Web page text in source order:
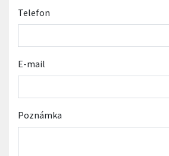
Telefon
E-mail
Poznámka